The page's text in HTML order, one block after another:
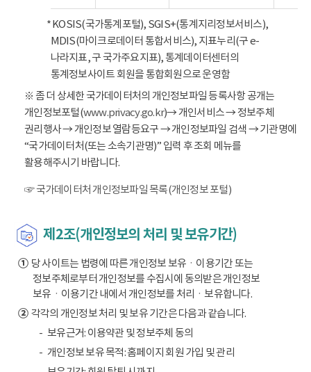
* KOSIS(국가통계포털), SGIS+(통계지리정보서비스),
MDIS(마이크로데이터 통합서비스), 지표누리(구 e-
나라지표, 구 국가주요지표), 통계데이터센터의
통계정보사이트 회원을 통합회원으로 운영함
※ 좀 더 상세한 국가데이터처의 개인정보파일 등록사항 공개는
개인정보포털(www.privacy.go.kr)→ 개인서비스 → 정보주체
권리행사 → 개인정보 열람등요구 → 개인정보파일 검색 → 기관명에
“국가데이터처(또는 소속기관명)” 입력 후 조회 메뉴를
활용해주시기 바랍니다.
☞ 국가데이터처 개인정보파일 목록(개인정보 포털)
제2조(개인정보의 처리 및 보유기간)
①당 사이트는 법령에 따른 개인정보 보유ㆍ이용기간 또는
정보주체로부터 개인정보를 수집시에 동의받은 개인정보
보유ㆍ이용기간 내에서 개인정보를 처리ㆍ보유합니다.
②각각의 개인정보 처리 및 보유 기간은 다음과 같습니다.
보유근거: 이용약관 및 정보주체 동의
개인정보 보유 목적: 홈페이지 회원 가입 및 관리